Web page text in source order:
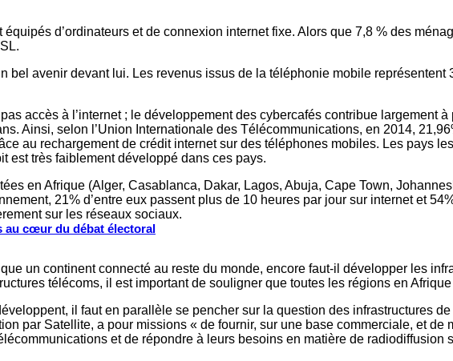
au cœur du débat électoral
d’ordinateurs et de connexion internet fixe. Alors que 7,8 % des
bel avenir devant lui. Les revenus issus de la téléphonie mobile
accès à l’internet ; le développement des cybercafés contribue largement
Ainsi, selon l’Union Internationale des Télécommunications, en 2014,
au rechargement de crédit internet sur des téléphones mobiles. Les pays
est très faiblement développé dans ces pays.
en Afrique (Alger, Casablanca, Dakar, Lagos, Abuja, Cape Town,
21% d’entre eux passent plus de 10 heures par jour sur internet et
sur les réseaux sociaux.
un continent connecté au reste du monde, encore faut-il développer les
télécoms, il est important de souligner que toutes les régions en
il faut en parallèle se pencher sur la question des infrastructures
par Satellite, a pour missions « de fournir, sur une base commerciale, et
et de répondre à leurs besoins en matière de radiodiffusion